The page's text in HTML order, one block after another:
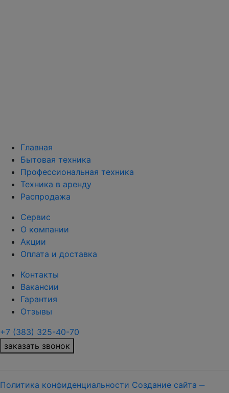
Главная
Бытовая техника
Профессиональная техника
Техника в аренду
Распродажа
Сервис
О компании
Акции
Оплата и доставка
Контакты
Вакансии
Гарантия
Отзывы
+7 (383) 325-40-70
заказать звонок
Политика конфиденциальности Создание сайта ‒